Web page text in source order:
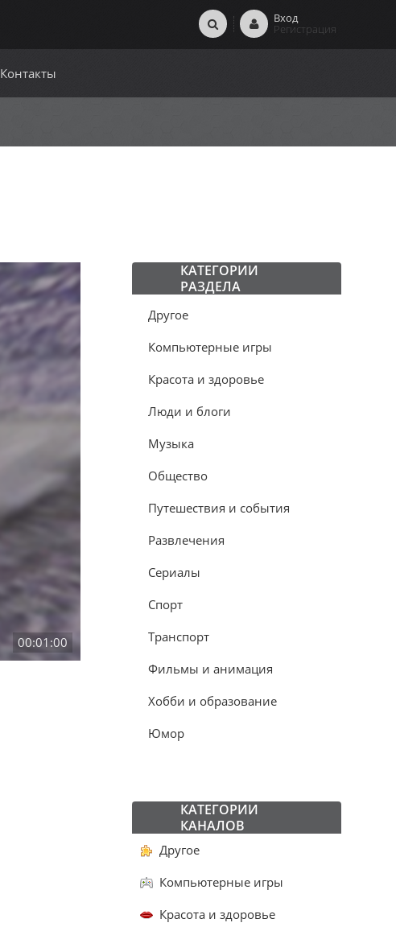
Вход
Регистрация
Контакты
00:01:00
КАТЕГОРИИ
РАЗДЕЛА
Другое
Компьютерные игры
Красота и здоровье
Люди и блоги
Музыка
Общество
Путешествия и события
Развлечения
Сериалы
Спорт
Транспорт
Фильмы и анимация
Хобби и образование
Юмор
КАТЕГОРИИ
КАНАЛОВ
Другое
Компьютерные игры
Красота и здоровье